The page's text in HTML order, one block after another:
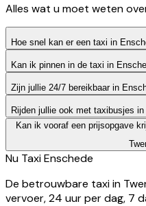
Alles wat u moet weten
Hoe snel kan er een taxi in
Kan ik pinnen in de taxi in
Zijn jullie 24/7 bereikbaar in
Rijden jullie ook met taxibusjes
Kan ik vooraf een prijsopgave
Nu TaxiEnschede
De betrouwbare taxi in
vervoer, 24 uur per dag, 7